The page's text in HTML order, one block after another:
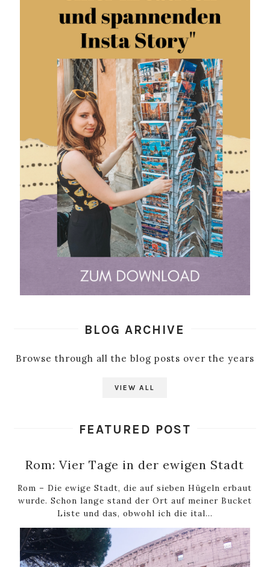
BLOG ARCHIVE
Browse through all the blog posts over the years
VIEW ALL
FEATURED POST
Rom: Vier Tage in der ewigen Stadt
Rom – Die ewige Stadt, die auf sieben Hügeln erbaut
wurde. Schon lange stand der Ort auf meiner Bucket
Liste und das, obwohl ich die ital...